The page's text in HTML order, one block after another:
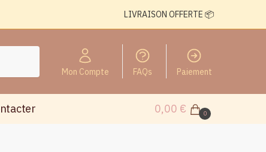
LIVRAISON OFFERTE 📦
Mon Compte FAQs Paiement
0,00 € 0